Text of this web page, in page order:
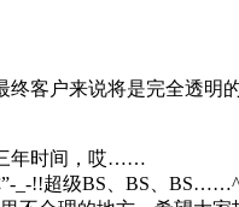
客户来说将是完全透明
年时间，哎……
”-_-!!超级BS、BS、